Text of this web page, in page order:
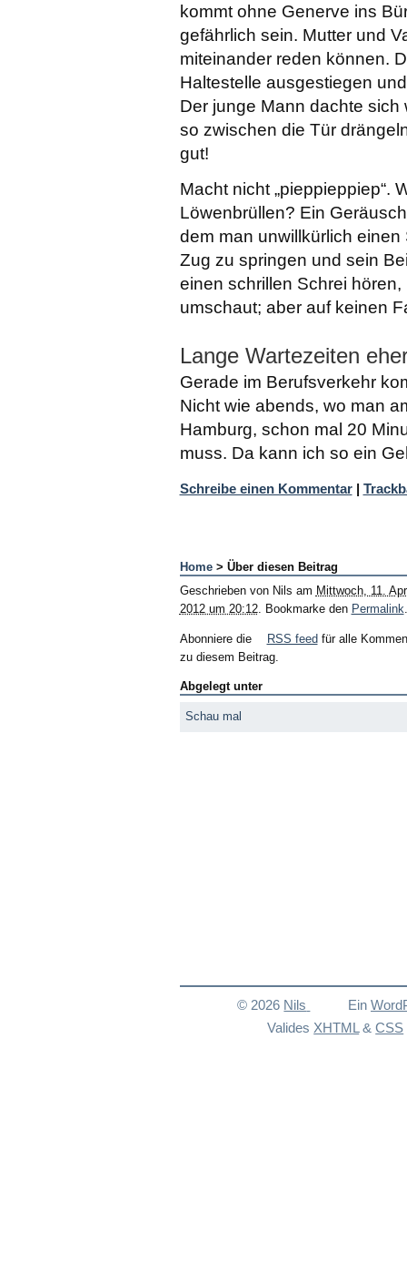
kommt ohne Generve ins
gefährlich sein. Mutter und
miteinander reden können.
Haltestelle ausgestiegen
Der junge Mann dachte
so zwischen die Tür
gut!
Macht nicht „pieppieppiep“.
Löwenbrüllen? Ein
dem man unwillkürlich
Zug zu springen und sein
einen schrillen Schrei
umschaut; aber auf keinen
Lange Wartezeiten
Gerade im Berufsverkehr
Nicht wie abends, wo man
Hamburg, schon mal 20
muss. Da kann ich so ein
Schreibe einen Kommentar |
Home> Über diesen Beitrag
Geschrieben von Nils am Mittwoch, 11.
2012 um 20:12. Bookmarke den Permalink.
Abonniere die RSS feed für alle
zu diesem Beitrag.
Abgelegt unter
Schau mal
© 2026 Nils Ein
Valides XHTML &CSS